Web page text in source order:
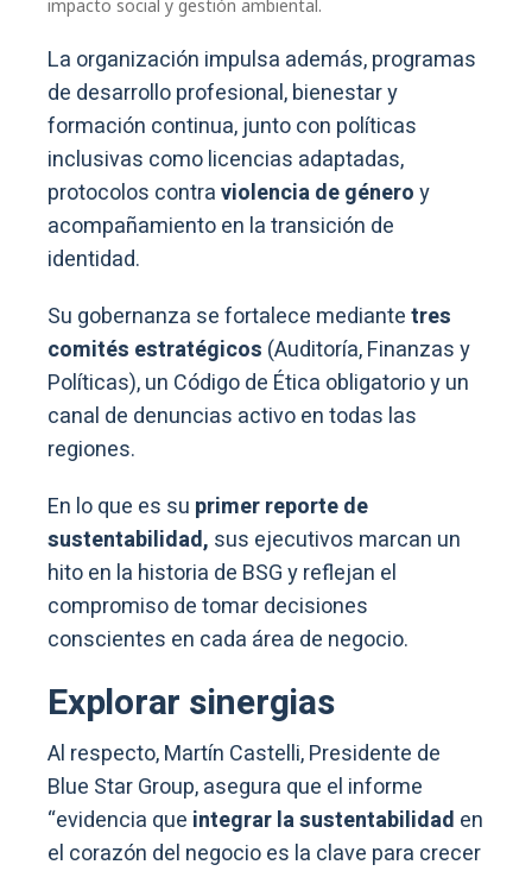
impacto social y gestión ambiental.
La organización impulsa además, programas
de desarrollo profesional, bienestar y
formación continua, junto con políticas
inclusivas como licencias adaptadas,
protocolos contraviolencia de géneroy
acompañamiento en la transición de
identidad.
Su gobernanza se fortalece mediantetres
comités estratégicos (Auditoría, Finanzas y
Políticas), un Código de Ética obligatorio y un
canal de denuncias activo en todas las
regiones.
En lo que es su primer reporte de
sustentabilidad, sus ejecutivos marcan un
hito en la historia de BSG y reflejan el
compromiso de tomar decisiones
conscientes en cada área de negocio.
Explorar sinergias
Al respecto, Martín Castelli, Presidente de
Blue Star Group, asegura que el informe
“evidencia que integrar la sustentabilidad en
el corazón del negocio es la clave para crecer